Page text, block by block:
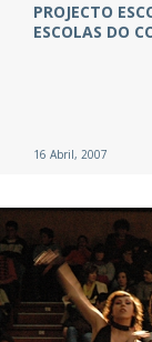
PROJECTO
ESCOLAS DO
16 Abril, 2007